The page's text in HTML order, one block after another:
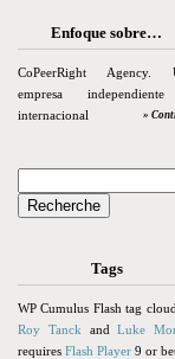
Enfoque sobre…
CoPeerRight Agency.
empresa
internacional
»
Tags
WP Cumulus Flash tag
Roy Tanck andLuke
requires Flash Player 9 or